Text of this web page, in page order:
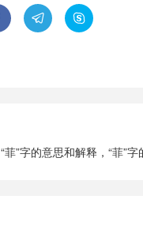
 
“菲”字的意思和解释，“菲”